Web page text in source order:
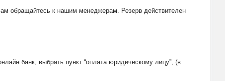
обращайтесь к нашим менеджерам. Резерв действителен
банк, выбрать пункт “оплата юридическому лицу”, (в